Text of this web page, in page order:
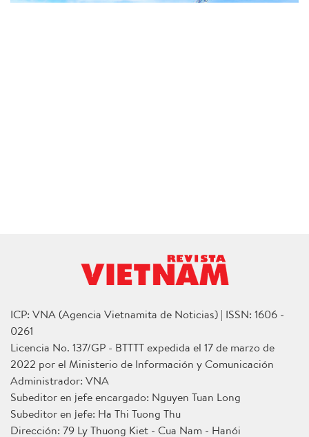
ICP: VNA (Agencia Vietnamita de Noticias) | ISSN: 1606 -
0261
Licencia No. 137/GP - BTTTT expedida el 17 de marzo de
2022 por el Ministerio de Información y Comunicación
Administrador: VNA
Subeditor en jefe encargado: Nguyen Tuan Long
Subeditor en jefe: Ha Thi Tuong Thu
Dirección: 79 Ly Thuong Kiet - Cua Nam - Hanói